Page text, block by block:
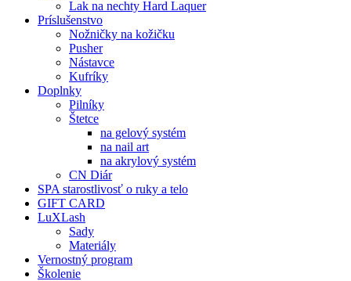
Lak na nechty Hard Laquer
Príslušenstvo
Nožničky na kožičku
Pusher
Nástavce
Kufríky
Doplnky
Pilníky
Štetce
na gelový systém
na nail art
na akrylový systém
CN Diár
SPA starostlivosť o ruky a telo
GIFT CARD
LuXLash
Sady
Materiály
Vernostný program
Školenie